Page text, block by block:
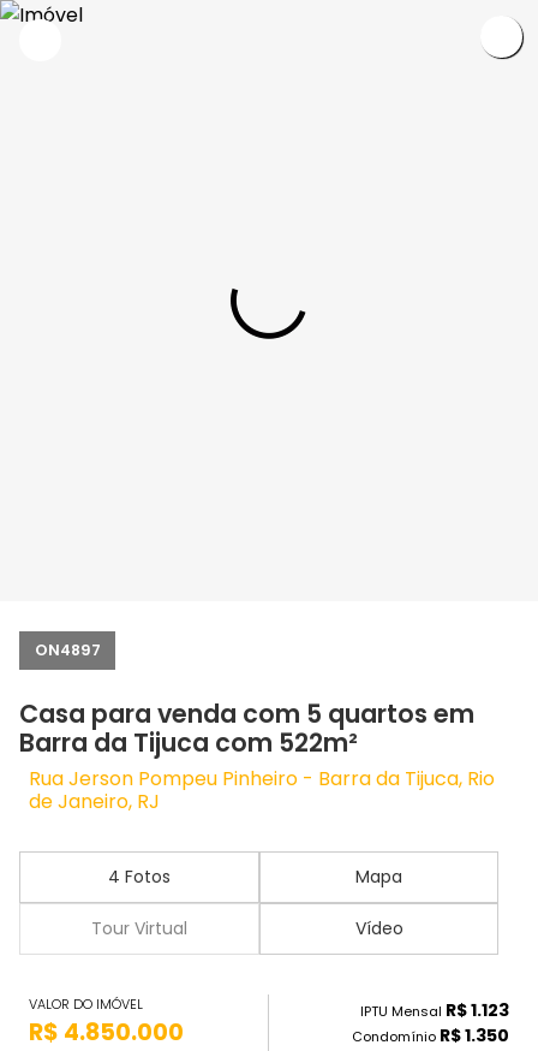
ON4897
Casa para venda com 5 quartos em
Barra da Tijuca com 522m²
Rua Jerson Pompeu Pinheiro - Barra da Tijuca, Rio
de Janeiro, RJ
4 Fotos Mapa
Tour Virtual Vídeo
VALOR DO IMÓVEL
R$ 4.850.000
IPTU Mensal R$ 1.123
Condomínio R$ 1.350